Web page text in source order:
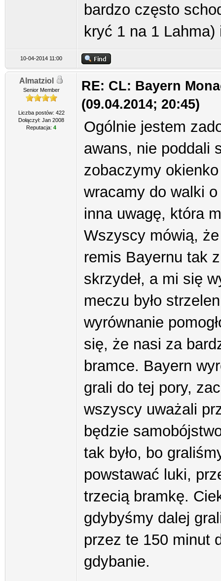
bardzo często
kryć 1 na 1
10-04-2014 11:00
Almatziol
Senior Member
Liczba postów: 422
Dołączył: Jan 2008
Reputacja: 4
RE: CL: Bayern
(09.04.2014; 20:45)
Ogólnie jestem
awans, nie poddali
zobaczymy
wracamy do walki
inna uwagę, która
Wszyscy mówią,
remis Bayernu tak
skrzydeł, a mi się
meczu było
wyrównanie
się, że nasi za
bramce. Bayern
grali do tej pory,
wszyscy uważali
będzie
tak było, bo
powstawać luki,
trzecią bramkę.
gdybyśmy dalej
przez te 150 minut
gdybanie.